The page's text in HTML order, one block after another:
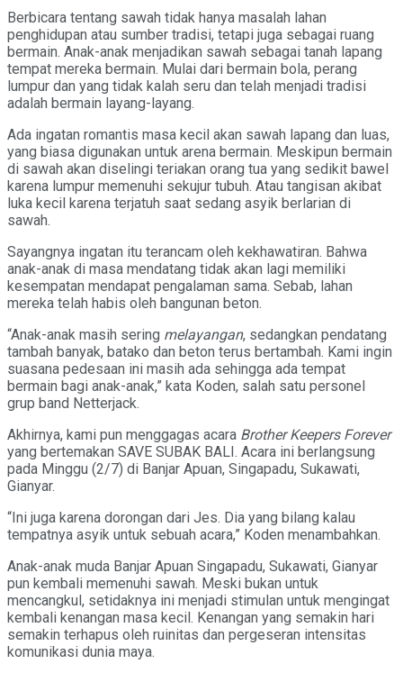
Berbicara tentang sawah tidak hanya masalah lahan
penghidupan atau sumber tradisi, tetapi juga sebagai ruang
bermain. Anak-anak menjadikan sawah sebagai tanah lapang
tempat mereka bermain. Mulai dari bermain bola, perang
lumpur dan yang tidak kalah seru dan telah menjadi tradisi
adalah bermain layang-layang.
Ada ingatan romantis masa kecil akan sawah lapang dan luas,
yang biasa digunakan untuk arena bermain. Meskipun bermain
di sawah akan diselingi teriakan orang tua yang sedikit bawel
karena lumpur memenuhi sekujur tubuh. Atau tangisan akibat
luka kecil karena terjatuh saat sedang asyik berlarian di
sawah.
Sayangnya ingatan itu terancam oleh kekhawatiran. Bahwa
anak-anak di masa mendatang tidak akan lagi memiliki
kesempatan mendapat pengalaman sama. Sebab, lahan
mereka telah habis oleh bangunan beton.
“Anak-anak masih sering melayangan, sedangkan pendatang
tambah banyak, batako dan beton terus bertambah. Kami ingin
suasana pedesaan ini masih ada sehingga ada tempat
bermain bagi anak-anak,” kata Koden, salah satu personel
grup band Netterjack.
Akhirnya, kami pun menggagas acara Brother Keepers Forever
yang bertemakan SAVE SUBAK BALI. Acara ini berlangsung
pada Minggu (2/7) di Banjar Apuan, Singapadu, Sukawati,
Gianyar.
“Ini juga karena dorongan dari Jes. Dia yang bilang kalau
tempatnya asyik untuk sebuah acara,” Koden menambahkan.
Anak-anak muda Banjar Apuan Singapadu, Sukawati, Gianyar
pun kembali memenuhi sawah. Meski bukan untuk
mencangkul, setidaknya ini menjadi stimulan untuk mengingat
kembali kenangan masa kecil. Kenangan yang semakin hari
semakin terhapus oleh ruinitas dan pergeseran intensitas
komunikasi dunia maya.